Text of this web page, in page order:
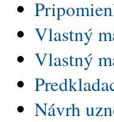
Vlastný
Vlastný
Návrh